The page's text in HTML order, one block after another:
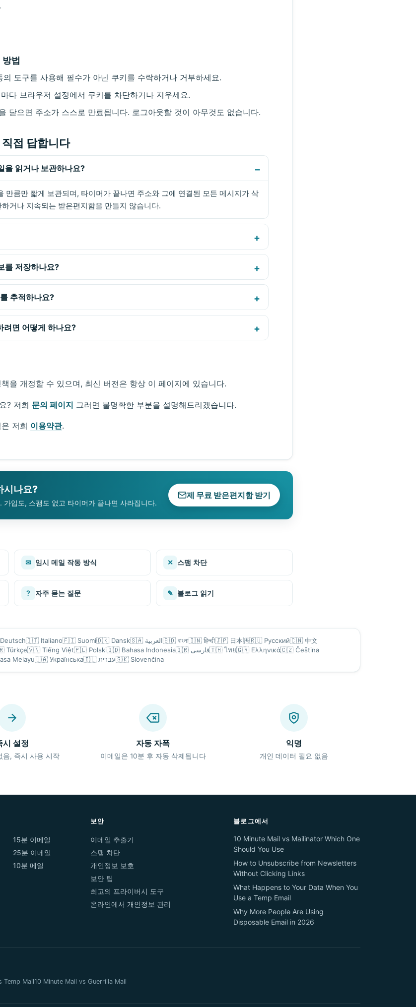
법
의 도구를 사용해 필수가 아닌 쿠키를 수락하거나 거부하세요.
다 브라우저 설정에서 쿠키를 차단하거나 지우세요.
닫으면 주소가 스스로 만료됩니다. 로그아웃할 것이 아무것도 없습니다.
접 답합니다
읽거나 보관하나요?
만큼만 짧게 보관되며, 타이머가 끝나면 주소와 그에 연결된 모든 메시지가 삭
거나 지속되는 받은편지함을 만들지 않습니다.
를 저장하나요?
추적하나요?
려면 어떻게 하나요?
을 개정할 수 있으며, 최신 버전은 항상 이 페이지에 있습니다.
? 저희 문의 페이지 그러면 불명확한 부분을 설명해드리겠습니다.
저희 이용약관.
시나요?
입도, 스팸도 없고 타이머가 끝나면 사라집니다.
제 무료 받은편지함 받기
✉ 임시 메일 작동 방식 ✕ 스팸 차단
? 자주 묻는 질문 ✎ 블로그 읽기
Deutsch🇮🇹 Italiano🇫🇮 Suomi🇩🇰 Dansk🇸🇦 العربية🇧🇩বাংলা🇮🇳हिन्दी🇯🇵 日本語🇷🇺 Русский🇨🇳中文
Türkçe🇻🇳 Tiếng Việt🇵🇱 Polski🇮🇩 Bahasa Indonesia🇮🇷 فارسی🇹🇭ไทย🇬🇷 Ελληνικά🇨🇿 Čeština
Melayu🇺🇦 Українська🇮🇱 עברית🇸🇰 Slovenčina
시 설정
음, 즉시 사용 시작
자동 자폭
이메일은 10분 후 자동 삭제됩니다
익명
개인 데이터 필요 없음
15분 이메일
25분 이메일
10분 메일
보안
이메일 추출기
스팸 차단
개인정보 보호
보안 팁
최고의 프라이버시 도구
온라인에서 개인정보 관리
블로그에서
10 Minute Mail vs Mailinator Which One
Should You Use
How to Unsubscribe from Newsletters
Without Clicking Links
What Happens to Your Data When You
Use a Temp Email
Why More People Are Using
Disposable Email in 2026
Temp Mail10 Minute Mail vs Guerrilla Mail